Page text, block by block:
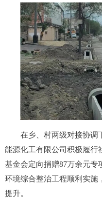
在乡、村两级对接协调
能源化工有限公司积极履行
基金会定向捐赠87万余元专
环境综合整治工程顺利实施
提升。